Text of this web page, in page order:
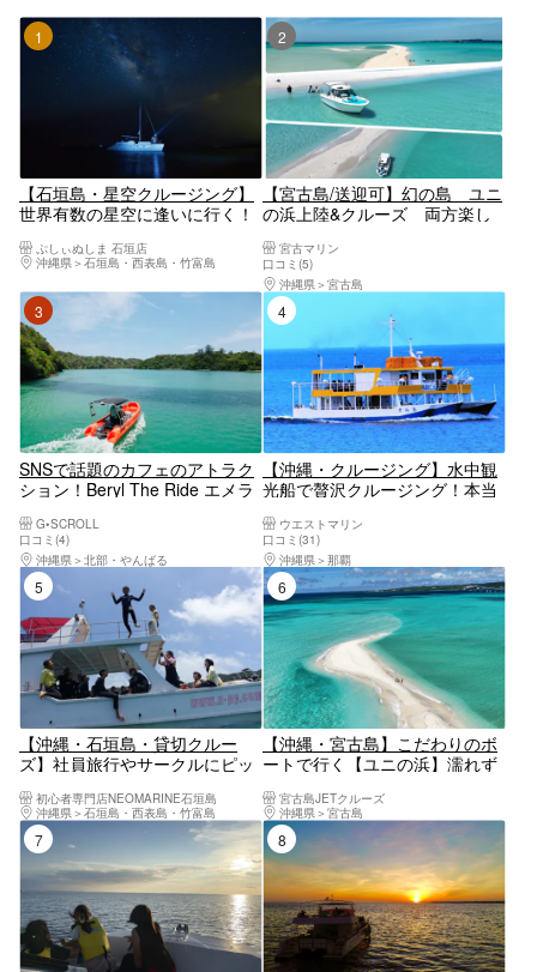
1位
【石垣島・星空クルージング】
世界有数の星空に逢いに行く！
る満天の星空＜星空ガイド・三
線生ライブ付／1ドリンク付／
市街地送迎無料＞
ぷしぃぬしま 石垣店
沖縄県
石垣島・西表島・竹富島
2位
【宮古島/送迎可】幻の島 ユニ
の浜上陸&クルーズ 両方楽し
雅にリゾート気分◎個トイレ、
冷房完備！お子様割有り 送迎
車までも豪華！
宮古マリン
口コミ(5)
沖縄県
宮古島
SNSで話題のカフェのアトラク
ション！Beryl The Ride エメラ
しよう！！ 【沖縄・古宇利島・
羽地内海・クルージング】
G•SCROLL
口コミ(4)
沖縄県
北部・やんばる
【沖縄・クルージング】水中観
光船で贅沢クルージング！本当
ウエストマリン
口コミ(31)
沖縄県
那覇
【沖縄・石垣島・貸切クルー
ズ】社員旅行やサークルにピッ
ーターして石垣島の海を満喫し
よう！
初心者専門店NEOMARINE石垣島
沖縄県
石垣島・西表島・竹富島
6位
【沖縄・宮古島】こだわりのボ
ートで行く【ユニの浜】濡れず
良部大橋をくぐるプチクルージ
ング【ドローン撮影無料】
宮古島JETクルーズ
沖縄県
宮古島
8位